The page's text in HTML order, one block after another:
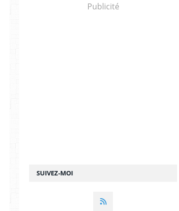
SUIVEZ-MOI
Publicité